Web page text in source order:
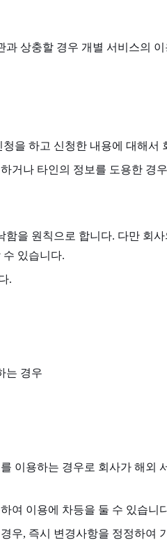
상충할 경우 개별 서비스의
을 하고 신청한 내용에 대해서
나 타인의 정보를 도용한 경
을 원칙으로 합니다. 다만 회
있습니다.
.
는 경우
이용하는 경우로 회사가 해외
여 이용에 차등을 둘 수 있습니
, 즉시 변경사항을 정정하여